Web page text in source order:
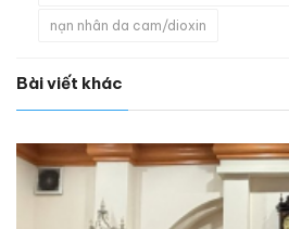
nạn nhân da cam/dioxin
Bài viết khác